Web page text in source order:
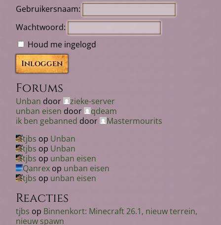
Gebruikersnaam:
Wachtwoord:
Houd me ingelogd
Inloggen
Forums
Unban door
zieke-server
unban eisen door
qdeam
ik ben gebanned door
Mastermourits
tjbs op Unban
tjbs op Unban
tjbs op unban eisen
Qanrex op unban eisen
tjbs op unban eisen
Reacties
tjbs op Binnenkort: Minecraft 26.1, nieuw terrein,
nieuw spawn